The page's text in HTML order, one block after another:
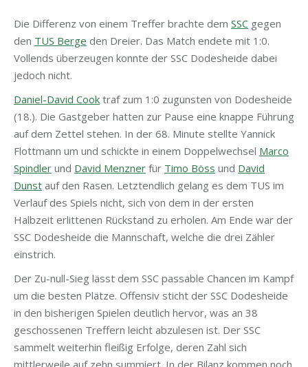
Die Differenz von einem Treffer brachte dem SSC gegen
den TUS Berge den Dreier. Das Match endete mit 1:0.
Vollends überzeugen konnte der SSC Dodesheide dabei
jedoch nicht.
Daniel-David Cook traf zum 1:0 zugunsten von Dodesheide
(18.). Die Gastgeber hatten zur Pause eine knappe Führung
auf dem Zettel stehen. In der 68. Minute stellte Yannick
Flottmann um und schickte in einem Doppelwechsel Marco
Spindler und David Menzner für Timo Böss und David
Dunst auf den Rasen. Letztendlich gelang es dem TUS im
Verlauf des Spiels nicht, sich von dem in der ersten
Halbzeit erlittenen Rückstand zu erholen. Am Ende war der
SSC Dodesheide die Mannschaft, welche die drei Zähler
einstrich.
Der Zu-null-Sieg lässt dem SSC passable Chancen im Kampf
um die besten Plätze. Offensiv sticht der SSC Dodesheide
in den bisherigen Spielen deutlich hervor, was an 38
geschossenen Treffern leicht abzulesen ist. Der SSC
sammelt weiterhin fleißig Erfolge, deren Zahl sich
mittlerweile auf zehn summiert. In der Bilanz kommen noch